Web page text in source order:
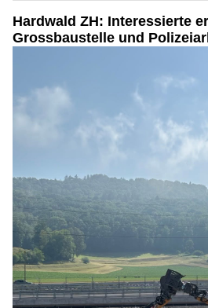
Hardwald ZH: Interessierte
Grossbaustelle und